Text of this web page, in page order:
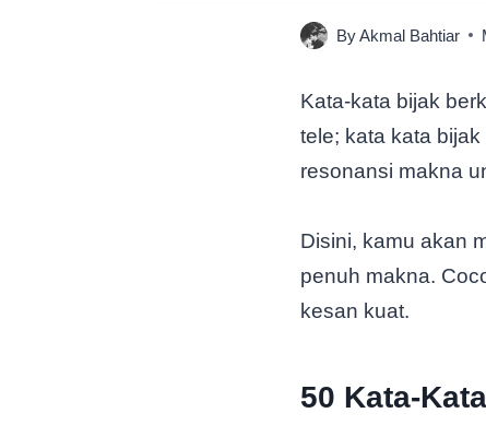
ByAkmal Bahtiar
Kata-kata bijak
tele; kata kata
resonansi makna
Disini, kamu akan
penuh makna.
kesan kuat.
50 Kata-